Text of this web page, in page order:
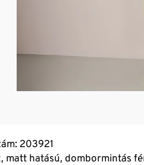
203921
matt hatású, dombormintás